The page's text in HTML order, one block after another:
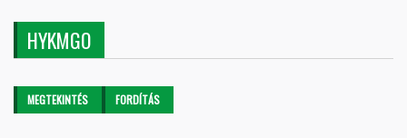
HYKMGO
Elsődleges fülek
MEGTEKINTÉS (AKTÍVFORDÍTÁS